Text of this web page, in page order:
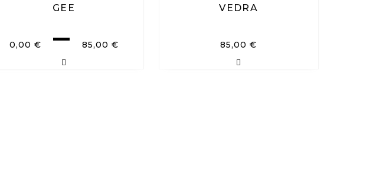
GEE
0,00 € – 85,00 €
VEDRA
85,00€